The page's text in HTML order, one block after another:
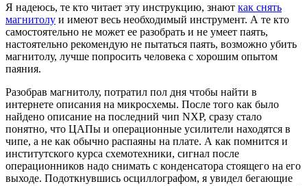
Я надеюсь, те кто читает эту инструкцию, знают как снять
магнитолу и имеют весь необходимый инструмент. А те кто
самостоятельно не может ее разобрать и не умеет паять,
настоятельно рекомендую не пытаться паять, возможно убить
магнитолу, лучше попросить человека с хорошим опытом
паяния.
Разобрав магнитолу, потратил пол дня чтобы найти в
интернете описания на микросхемы. После того как было
найдено описание на последний чип NXP, сразу стало
понятно, что ЦАПы и операционные усилители находятся в
чипе, а не как обычно распаяны на плате. А как помнится и
институтского курса схемотехники, сигнал после
операционников надо снимать с конденсатора стоящего на его
выходе. Подоткнувшись осциллографом, я увидел бегающие